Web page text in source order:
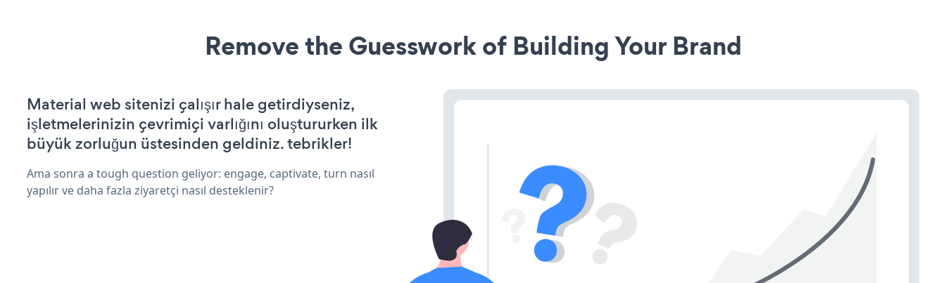
Remove the Guesswork of Building Your Brand
Material web sitenizi çalışır hale getirdiyseniz,
işletmelerinizin çevrimiçi varlığını oluştururken ilk
büyük zorluğun üstesinden geldiniz. tebrikler!
Ama sonra a tough question geliyor: engage, captivate, turn nasıl
yapılır ve daha fazla ziyaretçi nasıl desteklenir?